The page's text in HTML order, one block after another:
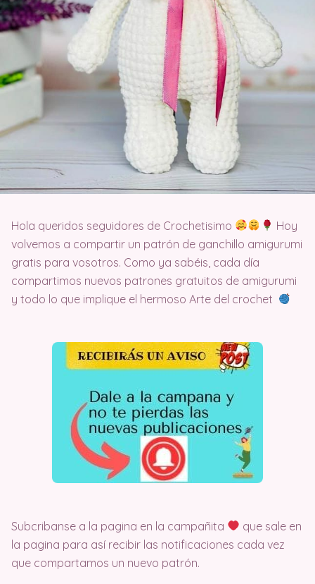
Hola queridos seguidores de Crochetisimo
Hoy
volvemos a compartir un patrón de ganchillo amigurumi
gratis para vosotros. Como ya sabéis, cada día
compartimos nuevos patrones gratuitos de amigurumi
y todo lo que implique el hermoso Arte del crochet
Subcribanse a la pagina en la campañita
que sale en
la pagina para así recibir las notificaciones cada vez
que compartamos un nuevo patrón.